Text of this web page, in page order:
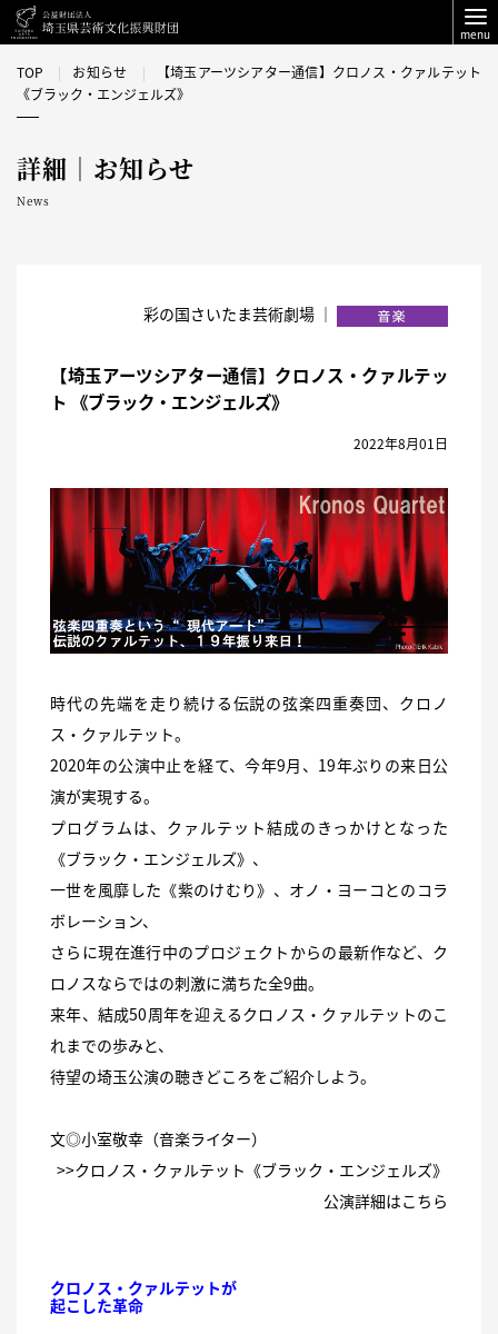
menu
TOP お知らせ
【埼玉アーツシアター通信】クロノス・クァルテット
《ブラック・エンジェルズ》
詳細｜お知らせ
News
彩の国さいたま芸術劇場 ｜
【埼玉アーツシアター通信】クロノス・クァルテッ
ト 《ブラック・エンジェルズ》
2022年8月01日
時代の先端を走り続ける伝説の弦楽四重奏団、クロノ
ス・クァルテット。
2020年の公演中止を経て、今年9月、19年ぶりの来日公
演が実現する。
プログラムは、クァルテット結成のきっかけとなった
《ブラック・エンジェルズ》、
一世を風靡した《紫のけむり》、オノ・ヨーコとのコラ
ボレーション、
さらに現在進行中のプロジェクトからの最新作など、ク
ロノスならではの刺激に満ちた全9曲。
来年、結成50周年を迎えるクロノス・クァルテットのこ
れまでの歩みと、
待望の埼玉公演の聴きどころをご紹介しよう。
文◎小室敬幸（音楽ライター）
>>クロノス・クァルテット《ブラック・エンジェルズ》
公演詳細はこちら
クロノス・クァルテットが
起こした革命